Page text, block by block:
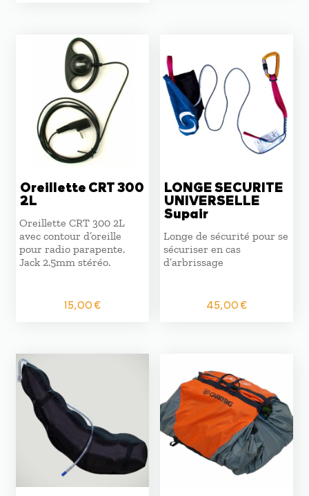
Oreillette CRT 300
2L
Oreillette CRT 300 2L
avec contour d’oreille
pour radio parapente.
Jack 2.5mm stéréo.
15,00€
LONGE SECURITE
UNIVERSELLE
Supair
Longe de sécurité pour se
sécuriser en cas
d’arbrissage
45,00€